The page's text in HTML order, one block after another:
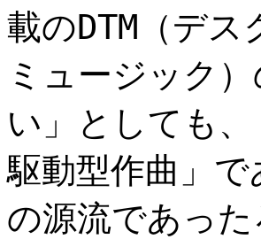
載のDTM（デス
ミュージック
い」としても
駆動型作曲」
の源流であった